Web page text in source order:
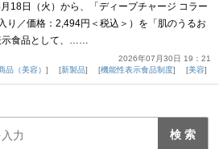
18日（火）から、「ディープチャージ コラー
り／価格：2,494円＜税込＞）を「肌のうるお
示食品として、……
2026年07月30日 19：21
品（美容） 新製品 機能性表示食品制度 美容